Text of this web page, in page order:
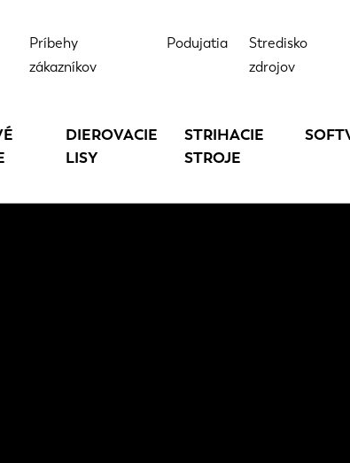
Príbehy
zákazníkov
Podujatia
Stredisko
zdrojov
DIEROVACIE
LISY
STRIHACIE
STROJE